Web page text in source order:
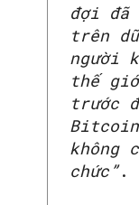
đợi đã
trên
người
thế
trước
không
chức”.